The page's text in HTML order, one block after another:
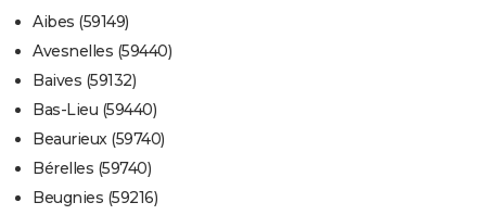
Aibes (59149)
Avesnelles (59440)
Baives (59132)
Bas-Lieu (59440)
Beaurieux (59740)
Bérelles (59740)
Beugnies (59216)